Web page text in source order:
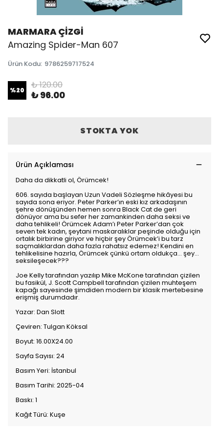
MARMARA ÇİZGİ
Amazing Spider-Man 607
Ürün Kodu: 9786259717524
%20 ₺ 120.00
₺ 96.00
STOKTA YOK
Ürün Açıklaması
Daha da dikkatli ol, Örümcek!
606. sayıda başlayan Uzun Vadeli Sözleşme hikâyesi bu
sayıda sona eriyor. Peter Parker’ın eski kız arkadaşının
şehre dönüşünden hemen sonra Black Cat de geri
dönüyor ama bu sefer her zamankinden daha seksi ve
daha tehlikeli! Örümcek Adam’ı Peter Parker’dan çok
seven tek kadın, şeytani maskaralıklar peşinde olduğu için
ortalık birbirine giriyor ve hiçbir şey Örümcek’i bu tarz
saçmalıklardan daha fazla rahatsız edemez! Kendini en
tehlikelisine hazırla, Örümcek çünkü ortam oldukça… şey…
seksileşecek???
Joe Kelly tarafından yazılıp Mike McKone tarafından çizilen
bu fasikül, J. Scott Campbell tarafından çizilen muhteşem
kapağı sayesinde şimdiden modern bir klasik mertebesine
erişmiş durumdadır.
Yazar: Dan Slott
Çeviren: Tulgan Köksal
Boyut: 16.00X24.00
Sayfa Sayısı: 24
Basım Yeri: İstanbul
Basım Tarihi: 2025-04
Baskı: 1
Kağıt Türü: Kuşe